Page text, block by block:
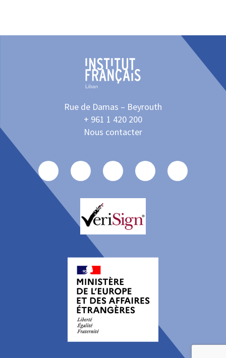
Rue de Damas – Beyrouth
+ 961 1 420 200
Nous contacter